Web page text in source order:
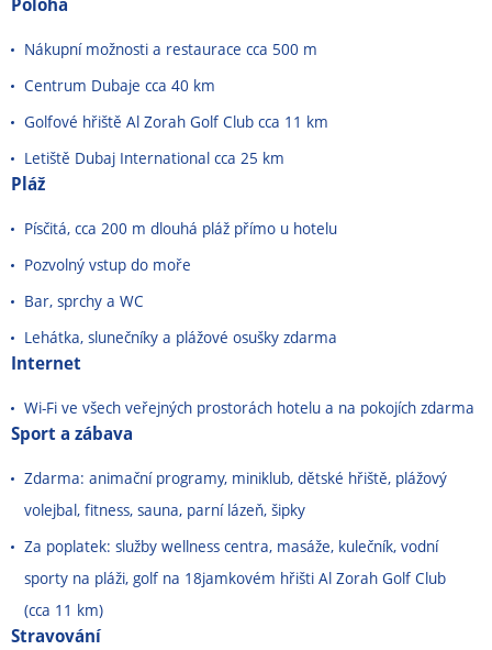
Nákupní možnosti a restaurace cca 500 m
Centrum Dubaje cca 40 km
Golfové hřiště Al Zorah Golf Club cca 11 km
Letiště Dubaj International cca 25 km
Pláž
Písčitá, cca 200 m dlouhá pláž přímo u hotelu
Pozvolný vstup do moře
Bar, sprchy a WC
Lehátka, slunečníky a plážové osušky zdarma
Internet
Wi-Fi ve všech veřejných prostorách hotelu a na pokojích zdarma
Sport a zábava
Zdarma: animační programy, miniklub, dětské hřiště, plážový
volejbal, fitness, sauna, parní lázeň, šipky
Za poplatek: služby wellness centra, masáže, kulečník, vodní
sporty na pláži, golf na 18jamkovém hřišti Al Zorah Golf Club
(cca 11 km)
Stravování